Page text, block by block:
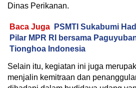
Dinas Perikanan.
Baca Juga
PSMTI Sukabumi
Pilar MPR RI bersama
Tionghoa Indonesia
Selain itu, kegiatan ini juga
menjalin kemitraan dan